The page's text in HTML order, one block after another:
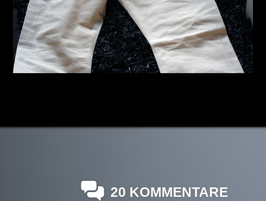
20 KOMMENTARE